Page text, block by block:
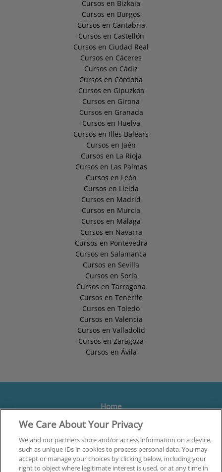
Cursos en Bizkaia
Cursos en Burgos
Cursos en Cantabria
Cursos en Castellón
Cursos en Ciudad Real
Cursos en Cáceres
Cursos en Cádiz
Cursos en Córdoba
Cursos en Gipuzkoa
Cursos en Girona
Cursos en Granada
Cursos en Huelva
Cursos en Illes Balears
Cursos en Jaén
Cursos en La Rioja
Cursos en Las Palmas
Cursos en León
Cursos en Lleida
Cursos en Madrid
Cursos en Murcia
Cursos en Málaga
Cursos en Navarra
Cursos en Pontevedra
Cursos en Salamanca
Cursos en Sevilla
Cursos en Soria
Cursos en Tarragona
Cursos en Tenerife
Cursos en Toledo
Cursos en Valencia
Cursos en Valladolid
Cursos en Zaragoza
Cursos en Ávila
Home
Formación
Centros
Orientación
We Care About Your Privacy
We and our partners store and/or access information on a device,
such as unique IDs in cookies to process personal data. You may
accept or manage your choices by clicking below, including your
right to object where legitimate interest is used, or at any time in